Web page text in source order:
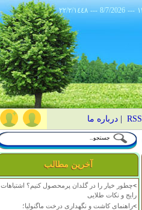
٢٢/٢/١٤٤٨ --- 8/7/2026 ---
RSS
|درباره ما
آخرین مطالب
>چطور خیار را در گلدان پرمحصول کنیم؟ اشتباهات
رایج و نکات طلایی
>راهنمای کاشت و نگهداری درخت ماگنولیا؛